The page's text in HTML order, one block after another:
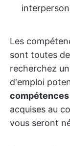
Les
sont toutes
recherchez
d'emploi
acquises au
vous seront